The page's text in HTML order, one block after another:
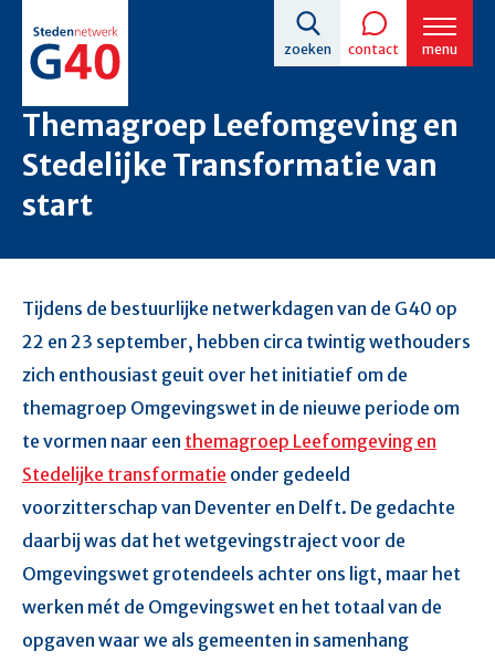
Overslaan
en
naar
de
inhoud
gaan
zoeken contact menu
Themagroep Leefomgeving en
Stedelijke Transformatie van
start
Tijdens de bestuurlijke netwerkdagen van de G40 op
22 en 23 september, hebben circa twintig wethouders
zich enthousiast geuit over het initiatief om de
themagroep Omgevingswet in de nieuwe periode om
te vormen naar een themagroep Leefomgeving en
Stedelijke transformatie onder gedeeld
voorzitterschap van Deventer en Delft. De gedachte
daarbij was dat het wetgevingstraject voor de
Omgevingswet grotendeels achter ons ligt, maar het
werken mét de Omgevingswet en het totaal van de
opgaven waar we als gemeenten in samenhang